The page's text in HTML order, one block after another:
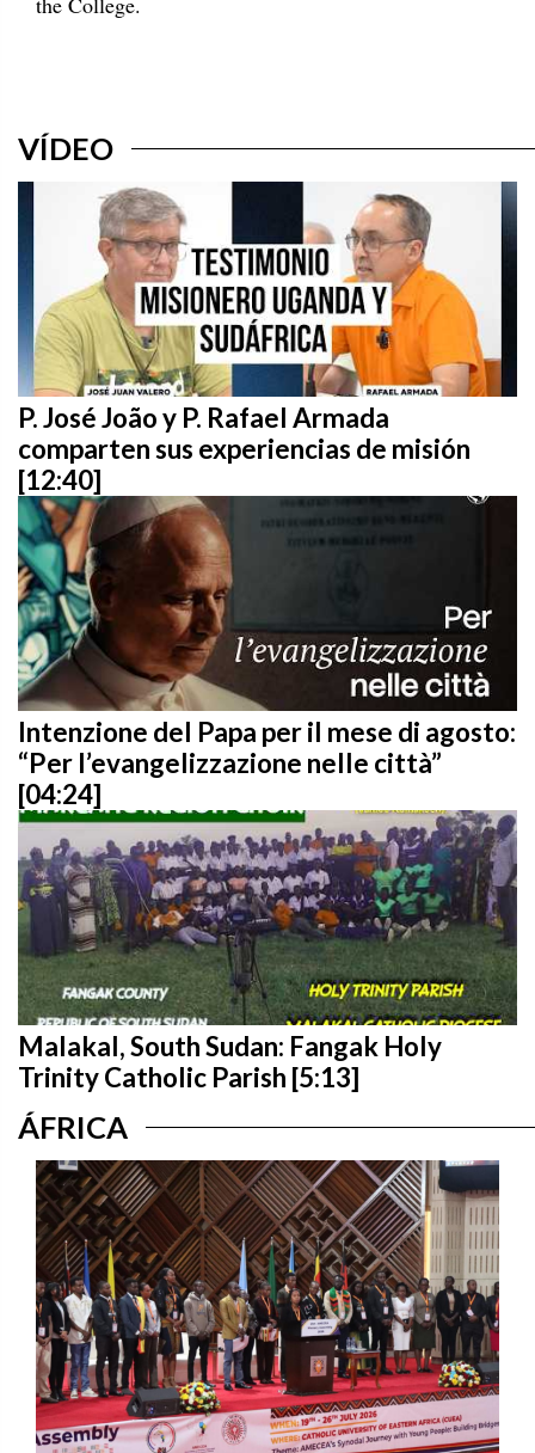
VÍDEO
P. José João y P. Rafael Armada
comparten sus experiencias de misión
[12:40]
Intenzione del Papa per il mese di agosto:
“Per l’evangelizzazione nelle città”
[04:24]
Malakal, South Sudan: Fangak Holy
Trinity Catholic Parish [5:13]
ÁFRICA